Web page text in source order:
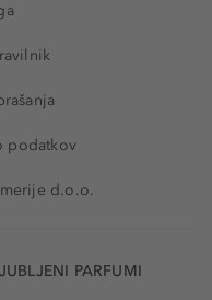
podatkov
d.o.o.
PARFUMI